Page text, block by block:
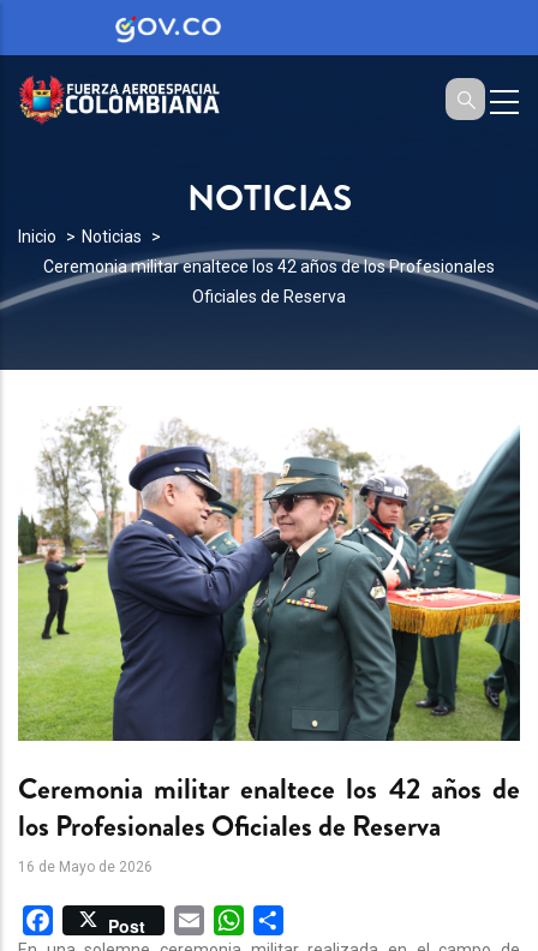
NOTICIAS
SOBRESCRIBIR
ENLACES
DE
LA
NAVEGACIÓN
Inicio
Noticias
Ceremonia militar enaltece los 42 años de los Profesionales
Oficiales de Reserva
Ceremonia militar enaltece los 42 años de
los Profesionales Oficiales de Reserva
16 de Mayo de 2026
Facebook
Post Email WhatsApp